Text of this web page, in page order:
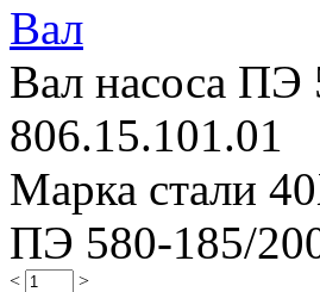
Вал
Вал насоса ПЭ
806.15.101.01
Марка стали
ПЭ 580-185/
< >